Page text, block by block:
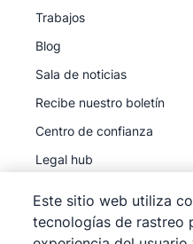
Trabajos
Blog
Sala de noticias
Recibe nuestro boletín
Centro de confianza
Legal hub
Este sitio web utiliza
tecnologías de rastreo